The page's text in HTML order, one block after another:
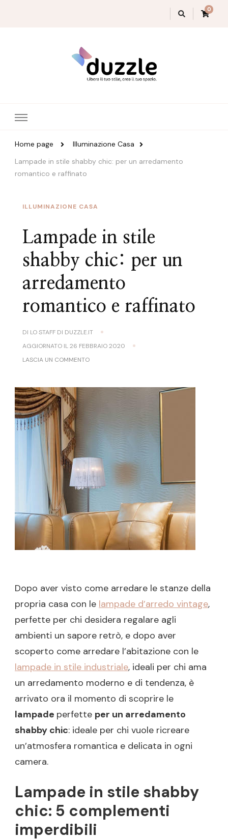
0
Home page
Illuminazione Casa
Lampade in stile shabby chic: per un arredamento
romantico e raffinato
ILLUMINAZIONE CASA
Lampade in stile
shabby chic: per un
arredamento
romantico e raffinato
DI LO STAFF DI DUZZLE.IT
AGGIORNATO IL26 FEBBRAIO 2020
LASCIA UN COMMENTOSU
ARREDAMENTO
ROMANTICO
Dopo aver visto come arredare le stanze della
propria casa con le lampade d’arredo vintage,
perfette per chi desidera regalare agli
ambienti un sapore retrò, e dopo aver
scoperto come arredare l’abitazione con le
lampade in stile industriale, ideali per chi ama
un arredamento moderno e di tendenza, è
arrivato ora il momento di scoprire le
lampade perfette per un arredamento
shabby chic: ideale per chi vuole ricreare
un’atmosfera romantica e delicata in ogni
camera.
Lampade in stile shabby
chic: 5 complementi
imperdibili